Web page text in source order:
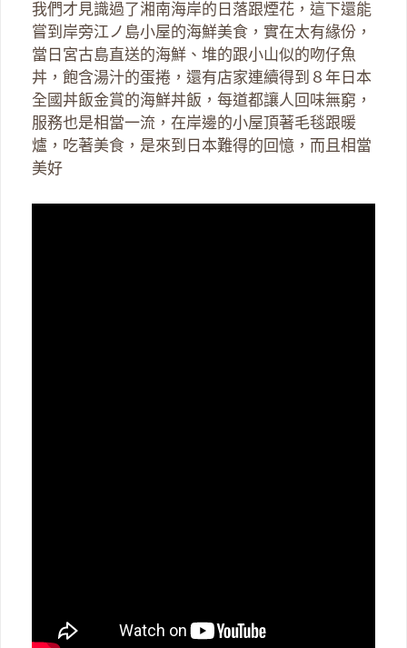
我們才見識過了湘南海岸的日落跟煙花，這下還能
嘗到岸旁江ノ島小屋的海鮮美食，實在太有緣份，
當日宮古島直送的海鮮、堆的跟小山似的吻仔魚
丼，飽含湯汁的蛋捲，還有店家連續得到８年日本
全國丼飯金賞的海鮮丼飯，每道都讓人回味無窮，
服務也是相當一流，在岸邊的小屋頂著毛毯跟暖
爐，吃著美食，是來到日本難得的回憶，而且相當
美好